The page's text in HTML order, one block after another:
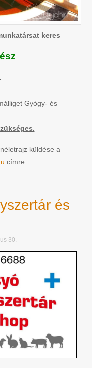
keres
Gyógy- és
küldése a
címre.
és
30.